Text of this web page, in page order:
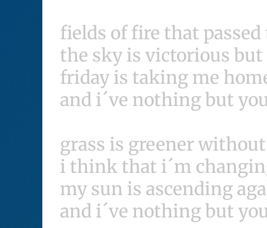
fields of fire that
the sky is victorious
friday is taking me
and i´ve nothing but
grass is greener
i think that i´m
my sun is ascending
and i´ve nothing but